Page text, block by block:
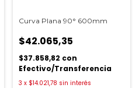
Curva Plana 90° 600mm
$42.065,35
$37.858,82 con
Efectivo/Transferencia
3 x $14.021,78 sin interés